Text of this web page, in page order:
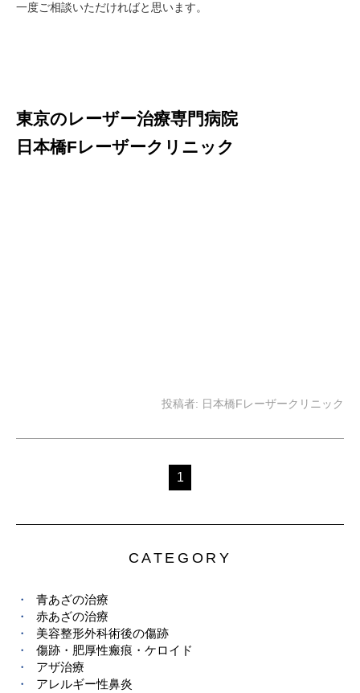
一度ご相談いただければと思います。
東京のレーザー治療専門病院
日本橋Fレーザークリニック
投稿者: 日本橋Fレーザークリニック
1
CATEGORY
青あざの治療
赤あざの治療
美容整形外科術後の傷跡
傷跡・肥厚性瘢痕・ケロイド
アザ治療
アレルギー性鼻炎